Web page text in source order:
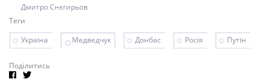
Дмитро Снєгирьов
Теги
Україна
Медведчук Донбас Росія Путін
Поділитись